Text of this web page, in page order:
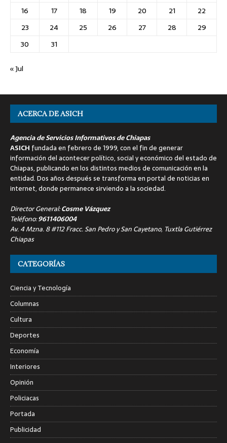
16
17 18 19 20 21
22
23
24 25 26 27 28
29
30
31
« Jul
ACERCA DE ASICH
Agencia de Servicios Informativos de Chiapas
ASICH fundada en febrero de 1999, con el fin de generar
información del acontecer político, social y económico del estado de
Chiapas, publicando en los distintos medios de comunicación en la
entidad. Dos años después se transforma en portal de noticias en
internet, donde permanece sirviendo a la sociedad.
Director General:Cosme Vázquez
Teléfono:9611406004
Av. 4 Mzna. 8 #112 Fracc. San Pedro y San Cayetano, Tuxtla Gutiérrez
Chiapas
CATEGORÍAS
Ciencia y Tecnología
Columnas
Cultura
Deportes
Economía
Interiores
Opinión
Policiacas
Portada
Publicidad